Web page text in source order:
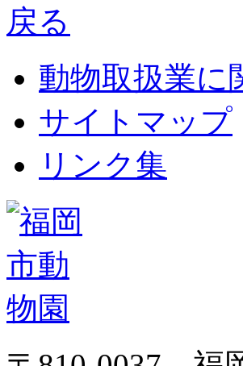
動物取扱業に
サイトマップ
リンク集